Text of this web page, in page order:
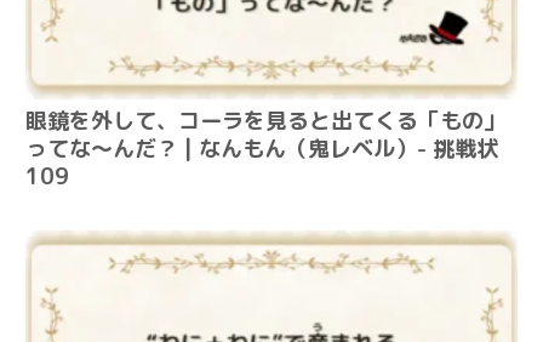
眼鏡を外して、コーラを見ると出てくる「もの」
ってな～んだ？ | なんもん（鬼レベル）- 挑戦状
109